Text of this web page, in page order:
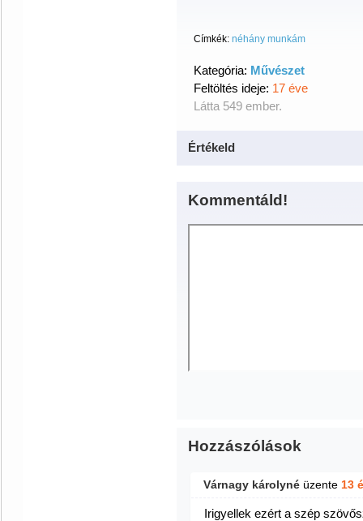
Címkék: néhány munkám
Kategória: Művészet
Feltöltés ideje: 17 éve
Látta 549 ember.
Értékeld
Kommentáld!
Hozzászólások
Várnagy károlyné üzente 13
Irigyellek ezért a szép